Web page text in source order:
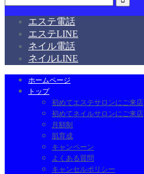
エステ電話
エステLINE
ネイル電話
ネイルLINE
ホームページ
トップ
初めてエステサロンにご来店
初めてネイルサロンにご来店
月額制
肌育成
キャンペーン
よくある質問
キャンセルポリシー